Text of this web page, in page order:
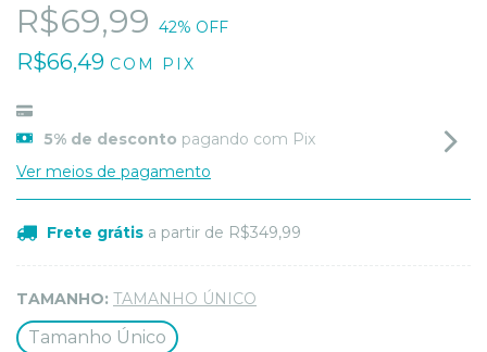
R$69,99 42% OFF
R$66,49 COM PIX
5% de desconto pagando com Pix
Ver meios de pagamento
Frete grátis a partir de R$349,99
TAMANHO: TAMANHO ÚNICO
Tamanho Único